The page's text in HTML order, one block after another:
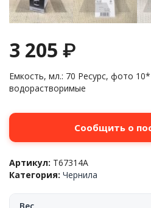
3 205 ₽
Емкость, мл.: 70 Ресурс, фото
водорастворимые
Сообщить о
Артикул: T67314A
Категория: Чернила